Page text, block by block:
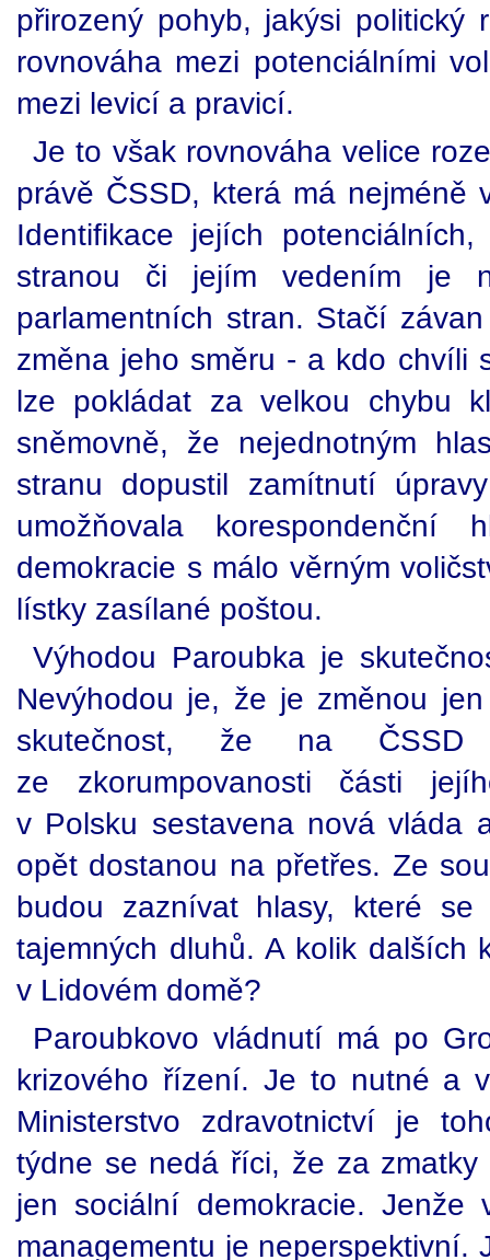
přirozený pohyb, jakýsi politický
rovnováha mezi potenciálními
mezi levicí a pravicí.
Je to však rovnováha velice
právě ČSSD, která má nejméně
Identifikace jejích
stranou či jejím vedením je
parlamentních stran. Stačí
změna jeho směru - a kdo chvíli
lze pokládat za velkou chybu
sněmovně, že nejednotným
stranu dopustil zamítnutí
umožňovala korespondenční
demokracie s málo věrným
lístky zasílané poštou.
Výhodou Paroubka je
Nevýhodou je, že je změnou
skutečnost, že na
ze zkorumpovanosti části
v Polsku sestavena nová vláda
opět dostanou na přetřes. Ze
budou zaznívat hlasy, které se
tajemných dluhů. A kolik dalších
v Lidovém domě?
Paroubkovo vládnutí má po
krizového řízení. Je to nutné a
Ministerstvo zdravotnictví je
týdne se nedá říci, že za
jen sociální demokracie. Jenže
managementu je neperspektivní.